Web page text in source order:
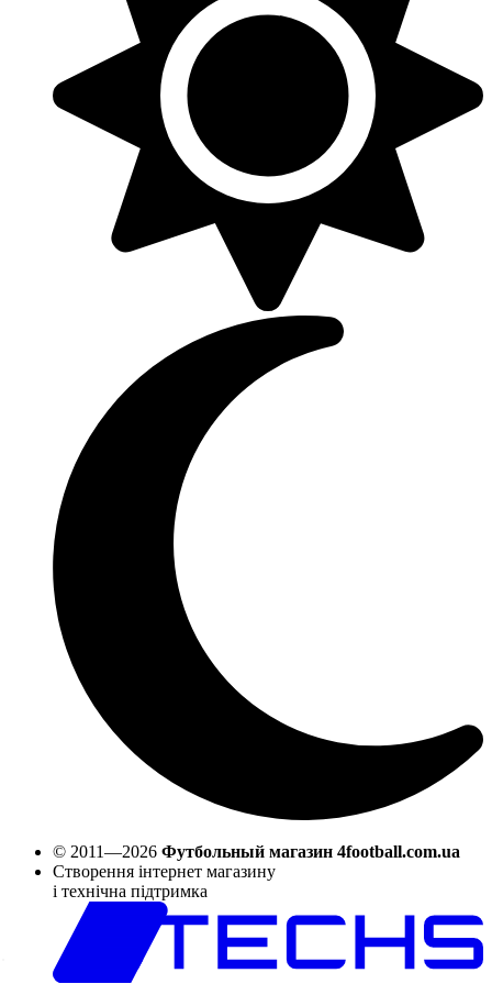
© 2011—2026 Футбольный магазин 4football.com.ua
Створення інтернет магазину
і технічна підтримка